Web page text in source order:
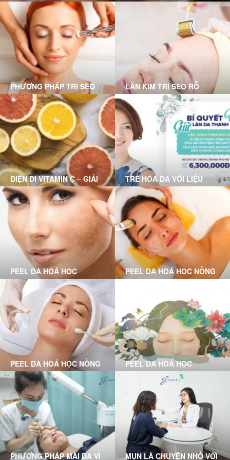
LỚN
KHÔNG ĐỂ LẠI SẸO CÙNG
GRACE SKINCARE CLINIC
PHƯƠNG PHÁP TRỊ SẸO
RỖ MỤN NÀO PHÙ HỢP
VỚI BẠN?
LĂN KIM TRỊ SẸO RỖ
ĐIỆN DI VITAMIN C – GIẢI
PHÁP CHO LÀN DA HƯ
TỔN
TRẺ HÓA DA VỚI LIỆU
TRÌNH FOREVER YOUNG
PEEL DA HOÁ HỌC
CHUYÊN SÂU LÀ GÌ?
PEEL DA HOÁ HỌC NỒNG
ĐỘ VỪA LÀ GÌ?
PEEL DA HOÁ HỌC NỒNG
ĐỘ NHẸ LÀ GÌ?
PEEL DA HOÁ HỌC
PHƯƠNG PHÁP MÀI DA VI
MỤN LÀ CHUYỆN NHỎ VỚI